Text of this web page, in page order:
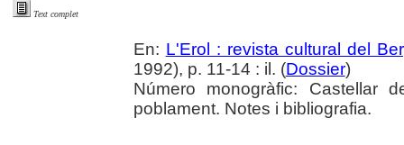
Text complet
En: L'Erol : revista cultural del
1992), p. 11-14 : il. (Dossier)
Número monogràfic:
poblament. Notes i bibliografia.